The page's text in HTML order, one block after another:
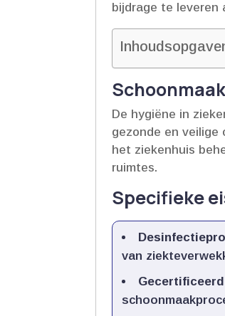
bijdrage te leveren
De hygiëne in
gezonde en veilige
het ziekenhuis
ruimtes.​
Specifieke
van